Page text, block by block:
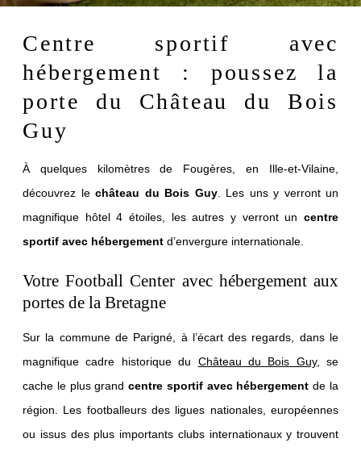
Centre sportif avec
hébergement : poussez la
porte du Château du Bois
Guy
À quelques kilomètres de Fougères, en Ille-et-Vilaine,
découvrez le château du Bois Guy. Les uns y verront un
magnifique hôtel 4 étoiles, les autres y verront un centre
sportif avec hébergement d’envergure internationale.
Votre Football Center avec hébergement aux
portes de la Bretagne
Sur la commune de Parigné, à l’écart des regards, dans le
magnifique cadre historique du Château du Bois Guy, se
cache le plus grandcentre sportif avec hébergement de la
région. Les footballeurs des ligues nationales, européennes
ou issus des plus importants clubs internationaux y trouvent